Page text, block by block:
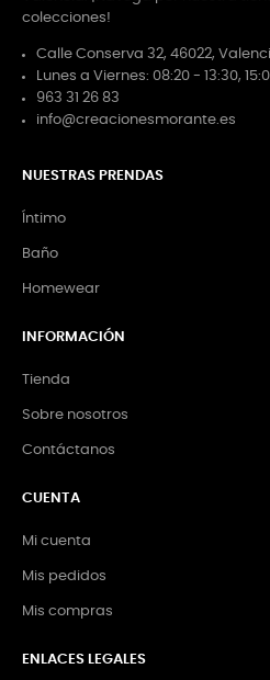
colecciones!
Calle Conserva 32, 46022,
Lunes a Viernes: 08:20 - 13:30,
963 31 26 83
info@creacionesmorante.es
NUESTRAS PRENDAS
Íntimo
Baño
Homewear
INFORMACIÓN
Tienda
Sobre nosotros
Contáctanos
CUENTA
Mi cuenta
Mis pedidos
Mis compras
ENLACES LEGALES